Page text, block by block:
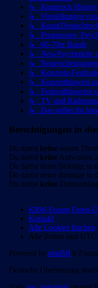
↳ Krautrock History
↳ Vorstellungen
↳ Kraut/
↳ Progressive,
↳ 60-70er Bands
↳ Neo-Psychedelic
↳
↳ Konzerte-
↳ Konzerthinweis
↳ Festivalhinweise
↳ TV und
↳ Das solltet ihr
Berechtigungen in
Du darfst keine neuen
Du darfst keineAntworten
Du darfst deine Beiträge in
Du darfst deine Beiträge in
Du darfst keine
KRW-Forum Foren-
Kontakt
Alle Cookies löschen
Alle Zeiten sind
Powered by phpBB®
Deutsche Übersetzung durch